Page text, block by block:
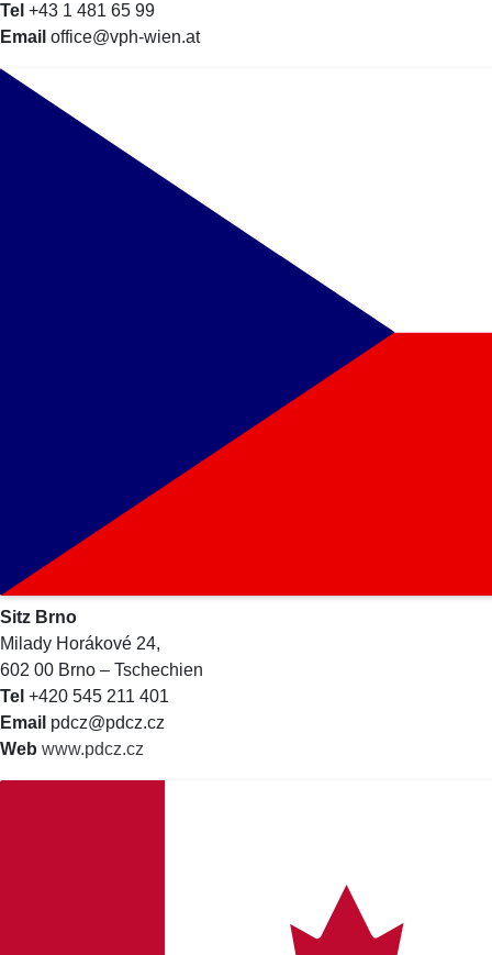
Tel +43 1 481 65 99
Email office@vph-wien.at
Sitz Brno
Milady Horákové 24,
602 00 Brno – Tschechien
Tel +420 545 211 401
Email pdcz@pdcz.cz
Web www.pdcz.cz